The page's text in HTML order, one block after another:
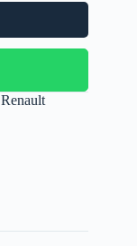
Renault